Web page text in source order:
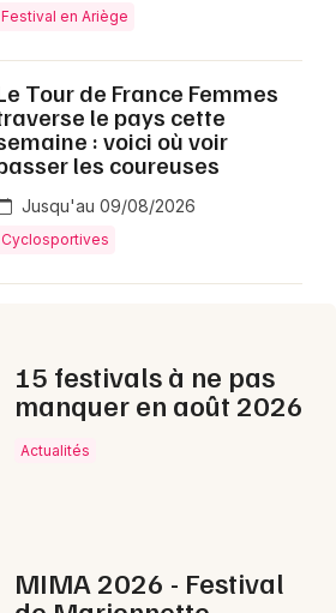
Pyrénées
Festival en Ariège
Tour de France Femmes
le pays cette
: voici où voir
les coureuses
Jusqu'au 09/08/2026
Cyclosportives
15 festivals à ne pas
manquer en août 2026
Actualités
MIMA 2026 - Festival